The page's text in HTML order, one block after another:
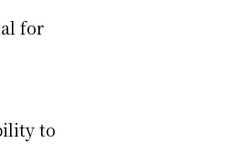
for
to